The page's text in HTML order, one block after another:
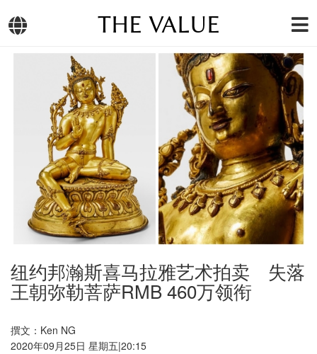
THE VALUE
纽约邦瀚斯喜马拉雅艺术拍卖 失落
王朝弥勒菩萨RMB 460万领衔
撰文：Ken NG
2020年09月25日 星期五|20:15